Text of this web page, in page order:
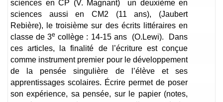
sciences en CP (V. Magnant) un deuxième en
sciences aussi en CM2 (11 ans), (Jaubert
Rebière), le troisième sur des écrits littéraires en
classe de 3e collège : 14-15 ans (O.Lewi). Dans
ces articles, la finalité de l’écriture est conçue
comme instrument premier pour le développement
de la pensée singulière de l’élève et ses
apprentissages scolaires. Écrire permet de poser
son expérience, sa pensée, sur le papier (notes,